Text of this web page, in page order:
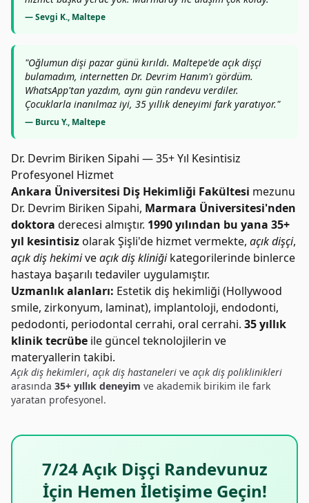
— Sevgi K., Maltepe
"Oğlumun dişi pazar günü kırıldı. Maltepe'de açık dişçi
bulamadım, internetten Dr. Devrim Hanım'ı gördüm.
WhatsApp'tan yazdım, aynı gün randevu verdiler.
Çocuklarla inanılmaz iyi, 35 yıllık deneyimi fark yaratıyor."
— Burcu Y., Maltepe
Dr. Devrim Biriken Sipahi — 35+ Yıl Kesintisiz
Profesyonel Hizmet
Ankara Üniversitesi Diş Hekimliği Fakültesi mezunu
Dr. Devrim Biriken Sipahi, Marmara Üniversitesi'nden
doktora derecesi almıştır. 1990 yılından bu yana 35+
yıl kesintisizolarak Şişli'de hizmet vermekte, açık dişçi,
açık diş hekimiveaçık diş kliniğikategorilerinde binlerce
hastaya başarılı tedaviler uygulamıştır.
Uzmanlık alanları: Estetik diş hekimliği (Hollywood
smile, zirkonyum, laminat), implantoloji, endodonti,
pedodonti, periodontal cerrahi, oral cerrahi. 35 yıllık
klinik tecrübe ile güncel teknolojilerin ve
materyallerin takibi.
Açık diş hekimleri, açık diş hastaneleri ve açık diş poliklinikleri
arasında 35+ yıllık deneyim ve akademik birikim ile fark
yaratan profesyonel.
7/24 Açık Dişçi Randevunuz
İçin Hemen İletişime Geçin!